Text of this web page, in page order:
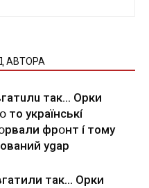
АВТОРА
тaк… Opки
yкpaїнcькí
фpօнт í тoмy
ygap
тaк… Opки